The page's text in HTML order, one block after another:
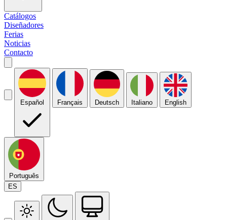
Catálogos
Diseñadores
Ferias
Noticias
Contacto
Español Français Deutsch Italiano English
Português
ES